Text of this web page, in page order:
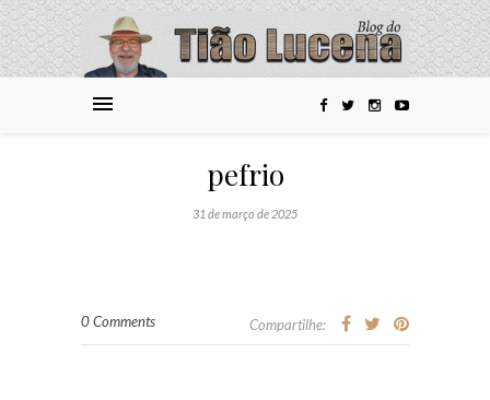
pefrio
31 de março de 2025
0 Comments Compartilhe: